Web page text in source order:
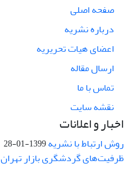
صفحه اصلی
درباره نشریه
اعضای هیات تحریریه
ارسال مقاله
تماس با ما
نقشه سایت
اخبار و اعلانات
روش ارتباط با نشریه1399-01-28
ظرفیت‌های گردشگری بازار تهران